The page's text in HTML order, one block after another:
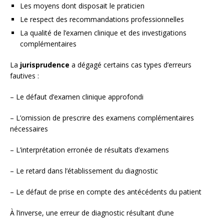
Les moyens dont disposait le praticien
Le respect des recommandations professionnelles
La qualité de l’examen clinique et des investigations
complémentaires
La jurisprudence a dégagé certains cas types d’erreurs
fautives :
– Le défaut d’examen clinique approfondi
– L’omission de prescrire des examens complémentaires
nécessaires
– L’interprétation erronée de résultats d’examens
– Le retard dans l’établissement du diagnostic
– Le défaut de prise en compte des antécédents du patient
À l’inverse, une erreur de diagnostic résultant d’une